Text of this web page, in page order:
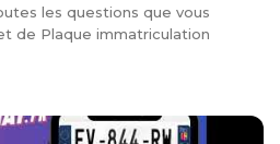
les questions que vous
de Plaque immatriculation